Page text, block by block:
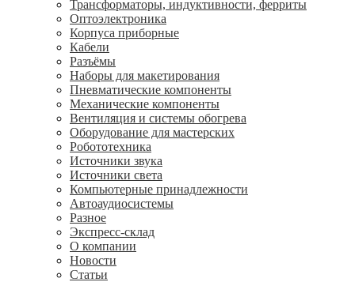
Трансформаторы, индуктивности, ферриты
Oптоэлектроника
Корпуса приборные
Кабели
Разъёмы
Наборы для макетирования
Пневматические компоненты
Механические компоненты
Вентиляция и системы обогрева
Оборудование для мастерских
Робототехника
Источники звука
Источники света
Компьютерные принадлежности
Автоаудиосистемы
Разное
Экспресс-склад
О компании
Новости
Статьи